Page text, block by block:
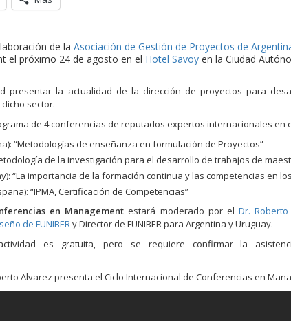
de la Asociación de Gestión de Proyectos de
el próximo 24 de agosto en el Hotel Savoy en la Ciudad
presentar la actualidad de la dirección de proyectos para
sector.
de 4 conferencias de reputados expertos internacionales en
“Metodologías de enseñanza en formulación de Proyectos”
de la investigación para el desarrollo de trabajos de
“La importancia de la formación continua y las competencias en
“IPMA, Certificación de Competencias”
en Management estará moderado por elDr.
de FUNIBERy Director de FUNIBER para Argentina y Uruguay.
es gratuita, pero se requiere confirmar la
Alvarez presenta el Ciclo Internacional de Conferencias en